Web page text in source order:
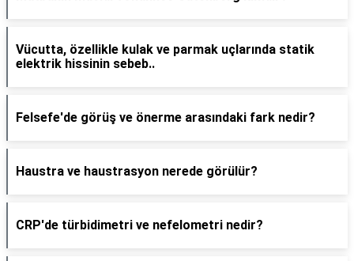
Vücutta, özellikle kulak ve parmak uçlarında statik
elektrik hissinin sebeb..
Felsefe'de görüş ve önerme arasındaki fark nedir?
Haustra ve haustrasyon nerede görülür?
CRP'de türbidimetri ve nefelometri nedir?